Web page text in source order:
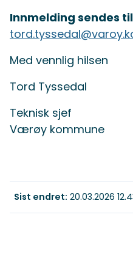
Innmelding sendes
Med vennlig hilsen
Tord Tyssedal
Teknisk sjef
Værøy kommune
Sist endret 20.03.2026